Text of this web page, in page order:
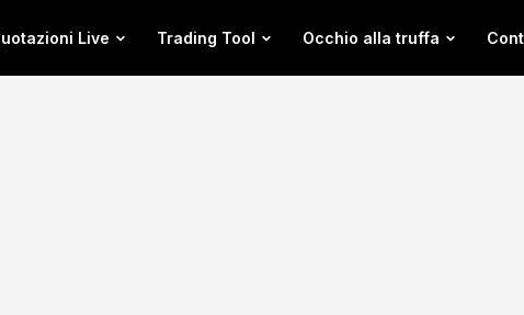
Live Trading Tool Occhio alla truffa